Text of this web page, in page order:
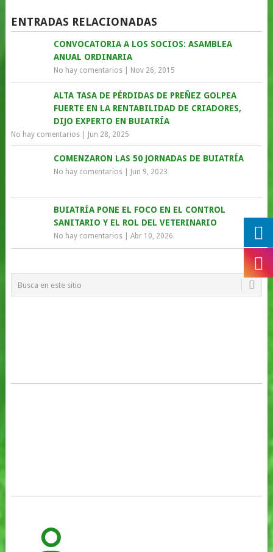
ENTRADAS RELACIONADAS
CONVOCATORIA A LOS SOCIOS: ASAMBLEA
ANUAL ORDINARIA
No hay comentarios| Nov 26, 2015
ALTA TASA DE PÉRDIDAS DE PREÑEZ GOLPEA
FUERTE EN LA RENTABILIDAD DE CRIADORES,
DIJO EXPERTO EN BUIATRÍA
No hay comentarios| Jun 28, 2025
COMENZARON LAS 50 JORNADAS DE BUIATRÍA
No hay comentarios| Jun 9, 2023
BUIATRÍA PONE EL FOCO EN EL CONTROL
SANITARIO Y EL ROL DEL VETERINARIO
No hay comentarios| Abr 10, 2026